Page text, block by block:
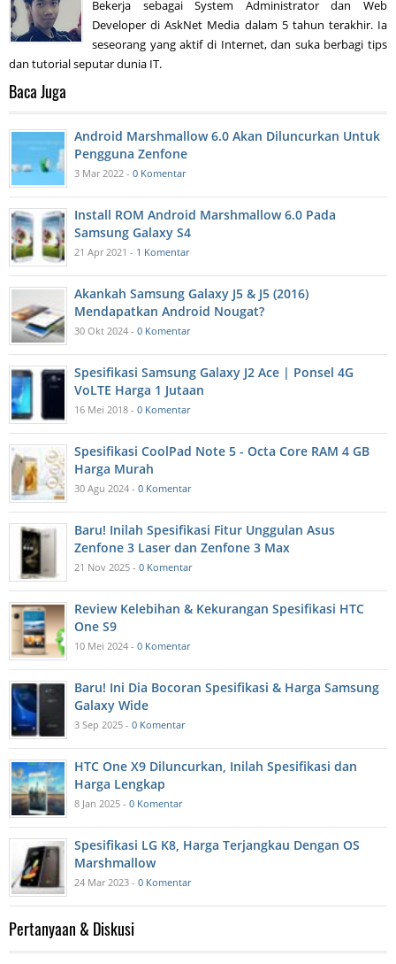
Bekerja sebagai System Administrator dan Web
Developer di AskNet Media dalam 5 tahun terakhir. Ia
seseorang yang aktif di Internet, dan suka berbagi tips
dan tutorial seputar dunia IT.
Baca Juga
Android Marshmallow 6.0 Akan Diluncurkan Untuk
Pengguna Zenfone
3 Mar 2022 - 0 Komentar
Install ROM Android Marshmallow 6.0 Pada
Samsung Galaxy S4
21 Apr 2021 - 1 Komentar
Akankah Samsung Galaxy J5 & J5 (2016)
Mendapatkan Android Nougat?
30 Okt 2024 - 0 Komentar
Spesifikasi Samsung Galaxy J2 Ace | Ponsel 4G
VoLTE Harga 1 Jutaan
16 Mei 2018 - 0 Komentar
Spesifikasi CoolPad Note 5 - Octa Core RAM 4 GB
Harga Murah
30 Agu 2024 - 0 Komentar
Baru! Inilah Spesifikasi Fitur Unggulan Asus
Zenfone 3 Laser dan Zenfone 3 Max
21 Nov 2025 - 0 Komentar
Review Kelebihan & Kekurangan Spesifikasi HTC
One S9
10 Mei 2024 - 0 Komentar
Baru! Ini Dia Bocoran Spesifikasi & Harga Samsung
Galaxy Wide
3 Sep 2025 - 0 Komentar
HTC One X9 Diluncurkan, Inilah Spesifikasi dan
Harga Lengkap
8 Jan 2025 - 0 Komentar
Spesifikasi LG K8, Harga Terjangkau Dengan OS
Marshmallow
24 Mar 2023 - 0 Komentar
Pertanyaan & Diskusi